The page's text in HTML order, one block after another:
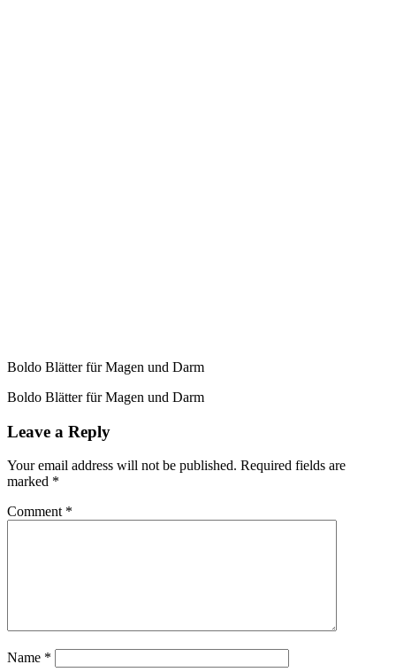
Boldo Blätter für Magen und Darm
Boldo Blätter für Magen und Darm
Leave a Reply
Your email address will not be published. Required fields are
marked *
Comment *
Name *